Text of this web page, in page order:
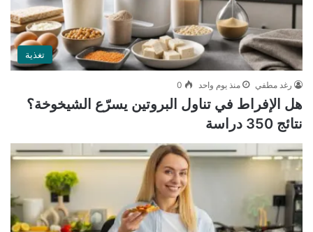
تغذية
رغد مطفي منذ يوم واحد 0
هل الإفراط في تناول البروتين يسرّع الشيخوخة؟
نتائج 350 دراسة